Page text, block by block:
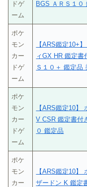
ドゲ
ーム
BGS ＡＲＳ１０
ポケ
モン
カー
ドゲ
ーム
【ARS鑑定10+
ィGX HR 鑑定書
Ｓ１０＋ 鑑定品
ポケ
モン
カー
ドゲ
ーム
【ARS鑑定10】
V CSR 鑑定書付
０ 鑑定品
ポケ
モン
カー
【ARS鑑定10】
ザードン K 鑑定